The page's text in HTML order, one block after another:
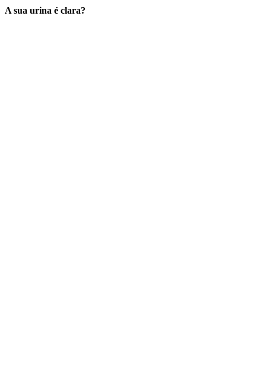
A sua urina é clara?